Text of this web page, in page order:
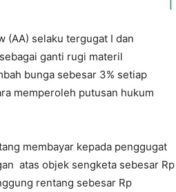
(AA) selaku tergugat I dan
ganti rugi materil
bunga sebesar 3% setiap
memperoleh putusan hukum
membayar kepada penggugat
atas objek sengketa sebesar Rp
rentang sebesar Rp